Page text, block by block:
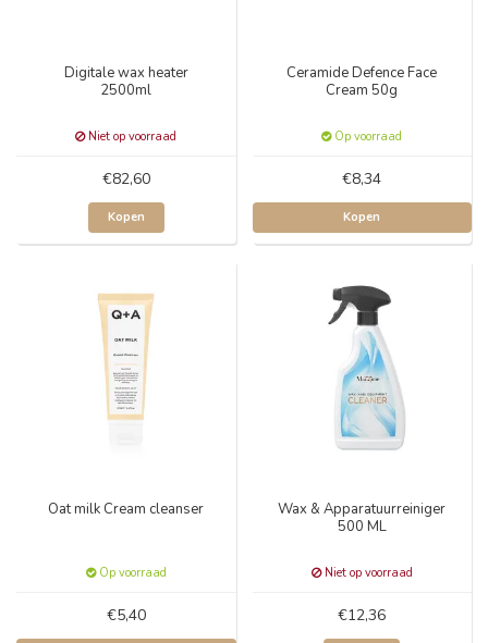
Digitale wax heater
2500ml
Niet op voorraad
€82,60
Kopen
Ceramide Defence Face
Cream 50g
Op voorraad
€8,34
Kopen
Oat milk Cream cleanser
Op voorraad
€5,40
Wax & Apparatuurreiniger
500 ML
Niet op voorraad
€12,36